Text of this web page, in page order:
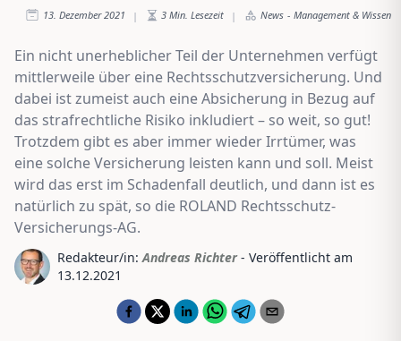
13. Dezember 2021 | 3 Min. Lesezeit | News - Management & Wissen
Ein nicht unerheblicher Teil der Unternehmen verfügt
mittlerweile über eine Rechtsschutzversicherung. Und
dabei ist zumeist auch eine Absicherung in Bezug auf
das strafrechtliche Risiko inkludiert – so weit, so gut!
Trotzdem gibt es aber immer wieder Irrtümer, was
eine solche Versicherung leisten kann und soll. Meist
wird das erst im Schadenfall deutlich, und dann ist es
natürlich zu spät, so die ROLAND Rechtsschutz-
Versicherungs-AG.
Redakteur/in: Andreas Richter - Veröffentlicht am
13.12.2021